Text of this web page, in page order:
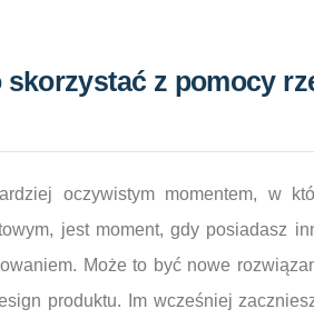
skorzystać z pomocy
oczywistym momentem, w
jest moment, gdy posiadasz
Może to być nowe
produktu. Im wcześniej